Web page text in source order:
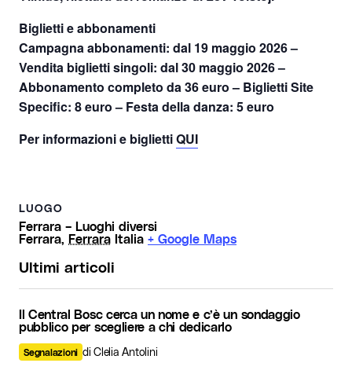
Biglietti e abbonamenti
Campagna abbonamenti: dal 19 maggio 2026 –
Vendita biglietti singoli: dal 30 maggio 2026 –
Abbonamento completo da 36 euro – Biglietti Site
Specific: 8 euro – Festa della danza: 5 euro
Per informazioni e bigliettiQUI
LUOGO
Ferrara – Luoghi diversi
Ferrara Ferrara Italia + Google Maps
Ultimi articoli
Il Central Bosc cerca un nome e c’è un sondaggio
pubblico per scegliere a chi dedicarlo
Segnalazioni di Clelia Antolini